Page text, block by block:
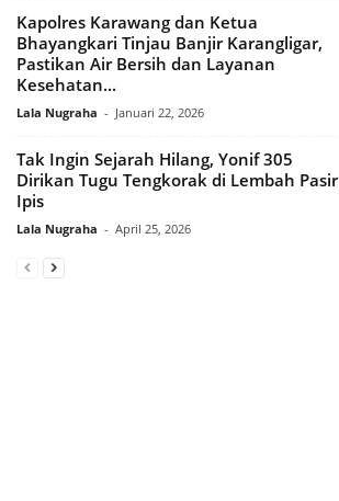
Kapolres Karawang dan Ketua
Bhayangkari Tinjau Banjir Karangligar,
Pastikan Air Bersih dan Layanan
Kesehatan...
Lala Nugraha - Januari 22, 2026
Tak Ingin Sejarah Hilang, Yonif 305
Dirikan Tugu Tengkorak di Lembah Pasir
Ipis
Lala Nugraha - April 25, 2026